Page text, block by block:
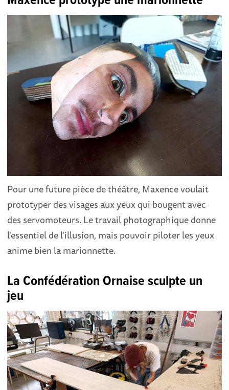
Pour une future pièce de théâtre, Maxence voulait
prototyper des visages aux yeux qui bougent avec
des servomoteurs. Le travail photographique donne
l'essentiel de l'illusion, mais pouvoir piloter les yeux
anime bien la marionnette.
La Confédération Ornaise sculpte un
jeu